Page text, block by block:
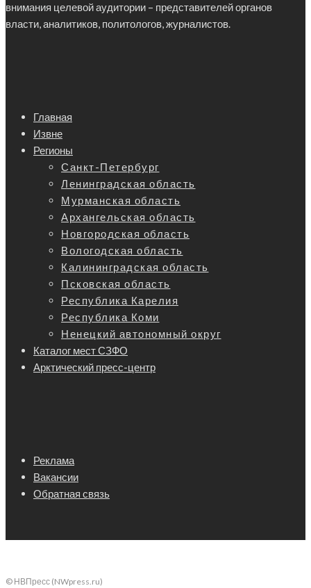
внимания целевой аудитории – представителей органов
власти, аналитиков, политологов, журналистов.
Главная
Извне
Регионы
Санкт-Петербург
Ленинградская область
Мурманская область
Архангельская область
Новгородская область
Вологодская область
Калининградская область
Псковская область
Республика Карелия
Республика Коми
Ненецкий автономный округ
Каталог мест СЗФО
Арктический пресс-центр
Реклама
Вакансии
Обратная связь
© НВПресс (NWpress.ru)